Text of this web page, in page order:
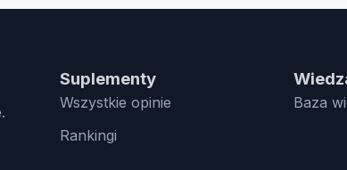
Suplementy
Wszystkie opinie
Rankingi
Baza